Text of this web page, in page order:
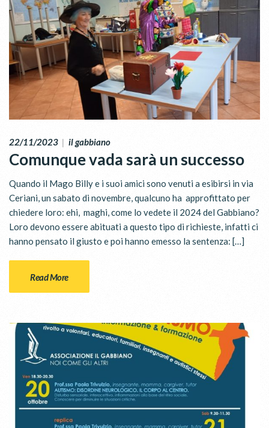
22/11/2023 | il gabbiano
Comunque vada sarà un successo
Quando il Mago Billy e i suoi amici sono venuti a esibirsi in via
Ceriani, un sabato di novembre, qualcuno ha approfittato per
chiedere loro: ehi, maghi, come lo vedete il 2024 del Gabbiano?
Loro devono essere abituati a questo tipo di richieste, infatti ci
hanno pensato il giusto e poi hanno emesso la sentenza: […]
Read More